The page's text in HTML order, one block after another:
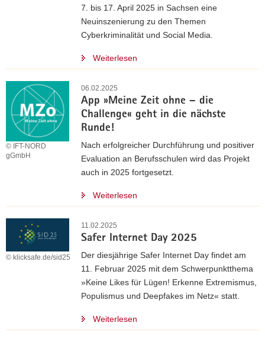
7. bis 17. April 2025 in Sachsen eine
Neuinszenierung zu den Themen
Cyberkriminalität und Social Media.
Weiterlesen
06.02.2025
App »Meine Zeit ohne – die
Challenge« geht in die nächste
Runde!
© IFT-NORD
gGmbH
Nach erfolgreicher Durchführung und positiver
Evaluation an Berufsschulen wird das Projekt
auch in 2025 fortgesetzt.
Weiterlesen
11.02.2025
Safer Internet Day 2025
© klicksafe.de/sid25
Der diesjährige Safer Internet Day findet am
11. Februar 2025 mit dem Schwerpunktthema
»Keine Likes für Lügen! Erkenne Extremismus,
Populismus und Deepfakes im Netz« statt.
Weiterlesen